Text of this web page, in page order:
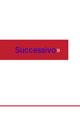
Successivo»